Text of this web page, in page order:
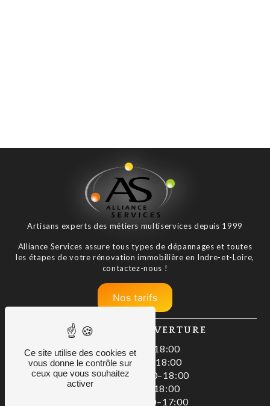
Artisans experts des métiers multiservices depuis 1999
Alliance Services assure tous types de dépannages et toutes
les étapes de votre rénovation immobilière en Indre-et-Loire,
contactez-nous !
Nos tarifs
HORAIRES D'OUVERTURE
Lundi : 08:00–18:00
Mardi : 08:00–18:00
Mercredi : 08:00–18:00
Jeudi : 08:00–18:00
Vendredi : 08:00–17:00
Ce site utilise des cookies et
vous donne le contrôle sur
ceux que vous souhaitez
activer